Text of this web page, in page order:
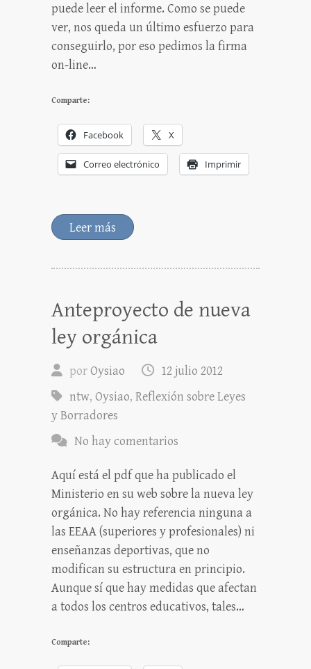
puede leer el informe. Como se puede
ver, nos queda un último esfuerzo para
conseguirlo, por eso pedimos la firma
on-line…
Comparte:
Facebook X
Correo electrónico Imprimir
Leer más
Anteproyecto de nueva
ley orgánica
porOysiao
12 julio 2012
ntw, Oysiao, Reflexión sobre Leyes
y Borradores
No hay comentarios
Aquí está el pdf que ha publicado el
Ministerio en su web sobre la nueva ley
orgánica. No hay referencia ninguna a
las EEAA (superiores y profesionales) ni
enseñanzas deportivas, que no
modifican su estructura en principio.
Aunque sí que hay medidas que afectan
a todos los centros educativos, tales…
Comparte: